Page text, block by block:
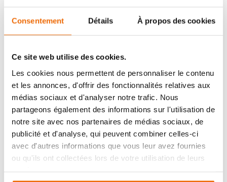
Consentement Détails À propos des cookies
Ce site web utilise des cookies.
Les cookies nous permettent de personnaliser le contenu
et les annonces, d'offrir des fonctionnalités relatives aux
médias sociaux et d'analyser notre trafic. Nous
partageons également des informations sur l'utilisation de
notre site avec nos partenaires de médias sociaux, de
publicité et d'analyse, qui peuvent combiner celles-ci
avec d'autres informations que vous leur avez fournies
ou qu'ils ont collectées lors de votre utilisation de leurs